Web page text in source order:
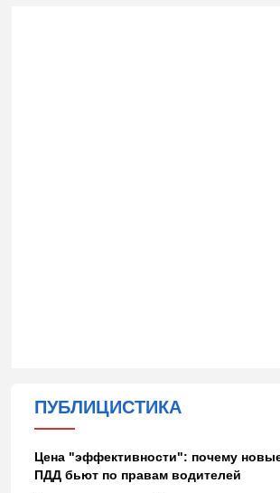
ПУБЛИЦИСТИКА
Цена "эффективности": почему
ПДД бьют по правам водителей